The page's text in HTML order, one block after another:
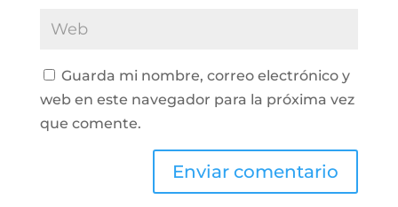
Guarda mi nombre, correo electrónico y
web en este navegador para la próxima vez
que comente.